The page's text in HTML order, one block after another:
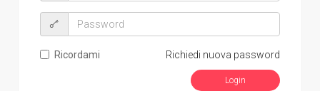
Richiedi nuova password
Ricordami